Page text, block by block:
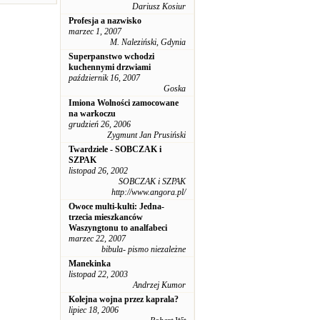
Dariusz Kosiur
Profesja a nazwisko
marzec 1, 2007
M. Naleziński, Gdynia
Superpanstwo wchodzi
kuchennymi drzwiami
październik 16, 2007
Goska
Imiona Wolności zamocowane
na warkoczu
grudzień 26, 2006
Zygmunt Jan Prusiński
Twardziele - SOBCZAK i
SZPAK
listopad 26, 2002
SOBCZAK i SZPAK
http://www.angora.pl/
Owoce multi-kulti: Jedna-
trzecia mieszkanców
Waszyngtonu to analfabeci
marzec 22, 2007
bibula- pismo niezależne
Manekinka
listopad 22, 2003
Andrzej Kumor
Kolejna wojna przez kaprala?
lipiec 18, 2006